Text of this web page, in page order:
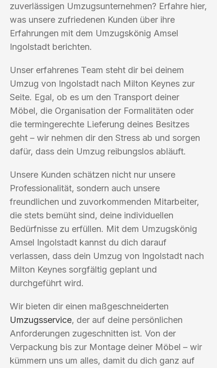
zuverlässigen Umzugsunternehmen? Erfahre hier,
was unsere zufriedenen Kunden über ihre
Erfahrungen mit dem Umzugskönig Amsel
Ingolstadt berichten.
Unser erfahrenes Team steht dir bei deinem
Umzug von Ingolstadt nach Milton Keynes zur
Seite. Egal, ob es um den Transport deiner
Möbel, die Organisation der Formalitäten oder
die termingerechte Lieferung deines Besitzes
geht – wir nehmen dir den Stress ab und sorgen
dafür, dass dein Umzug reibungslos abläuft.
Unsere Kunden schätzen nicht nur unsere
Professionalität, sondern auch unsere
freundlichen und zuvorkommenden Mitarbeiter,
die stets bemüht sind, deine individuellen
Bedürfnisse zu erfüllen. Mit dem Umzugskönig
Amsel Ingolstadt kannst du dich darauf
verlassen, dass dein Umzug von Ingolstadt nach
Milton Keynes sorgfältig geplant und
durchgeführt wird.
Wir bieten dir einen maßgeschneiderten
Umzugsservice, der auf deine persönlichen
Anforderungen zugeschnitten ist. Von der
Verpackung bis zur Montage deiner Möbel – wir
kümmern uns um alles, damit du dich ganz auf